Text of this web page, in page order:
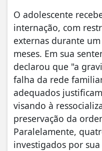
O adolescente
internação, com
externas durante
meses. Em sua
declarou que "a
falha da rede
adequados
visando à
preservação da
Paralelamente,
investigados por